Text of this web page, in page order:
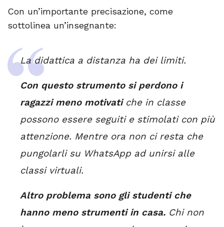
Con un’importante precisazione, come
sottolinea un’insegnante:
La didattica a distanza ha dei limiti.
Con questo strumento si perdono i
ragazzi meno motivati che in classe
possono essere seguiti e stimolati con più
attenzione. Mentre ora non ci resta che
pungolarli su WhatsApp ad unirsi alle
classi virtuali.
Altro problema sono gli studenti che
hanno meno strumenti in casa. Chi non